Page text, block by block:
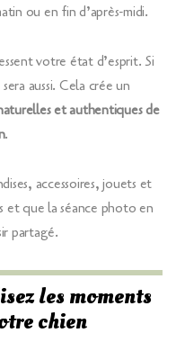
ou en fin d’après-midi.
votre état d’esprit. Si
aussi. Cela crée un
et authentiques de
.
accessoires, jouets et
et que la séance photo en
partagé.
les moments
chien